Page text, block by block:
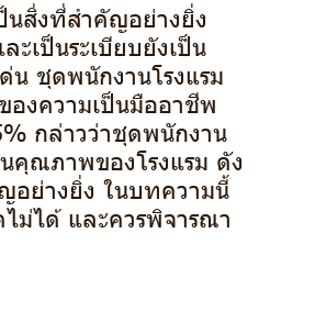
นสิ่งที่สำคัญอย่างยิ่ง
เป็นระเบียบยังเป็น
น ชุดพนักงานโรงแรม
องความเป็นมืออาชีพ
กล่าวว่าชุดพนักงาน
คุณภาพของโรงแรม ดัง
อย่างยิ่ง ในบทความนี้
ไม่ได้ และควรพิจารณา